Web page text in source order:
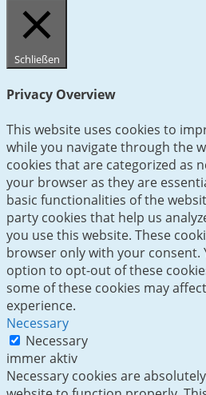
Schließen
Privacy Overview
This website uses cookies to
while you navigate through the
cookies that are categorized as
your browser as they are
basic functionalities of the
party cookies that help us
you use this website. These
browser only with your consent.
option to opt-out of these
some of these cookies may
experience.
Necessary
Necessary
immer aktiv
Necessary cookies are